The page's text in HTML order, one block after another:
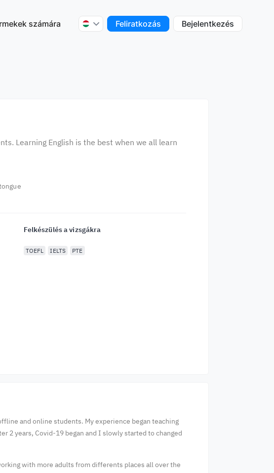
számára Feliratkozás Bejelentkezés
Learning English is the best when we all learn
Felkészülés a vizsgákra
TOEFL IELTS PTE
and online students. My experience began teaching
2 years, Covid-19 began and I slowly started to changed
with more adults from differents places all over the